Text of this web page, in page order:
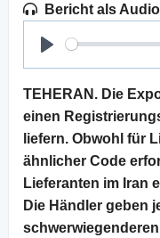
Bericht als
Play
TEHERAN. Die
einen
liefern. Obwohl für
ähnlicher Code
Lieferanten im Iran
Die Händler geben